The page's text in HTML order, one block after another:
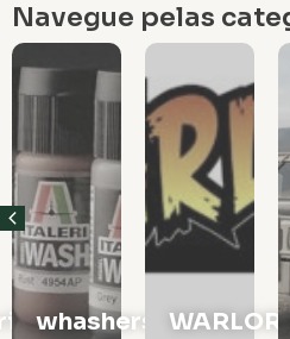
Navegue pelas
whashers